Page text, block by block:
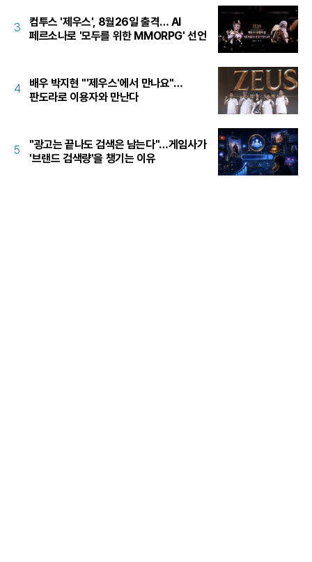
3
컴투스 '제우스', 8월26일 출격… AI
페르소나로 '모두를 위한 MMORPG' 선언
4
배우 박지현 "'제우스'에서 만나요"…
판도라로 이용자와 만난다
5
"광고는 끝나도 검색은 남는다"…게임사가
'브랜드 검색량'을 챙기는 이유